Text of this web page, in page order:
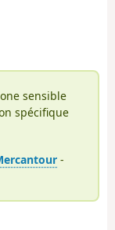
sensible
spécifique
-